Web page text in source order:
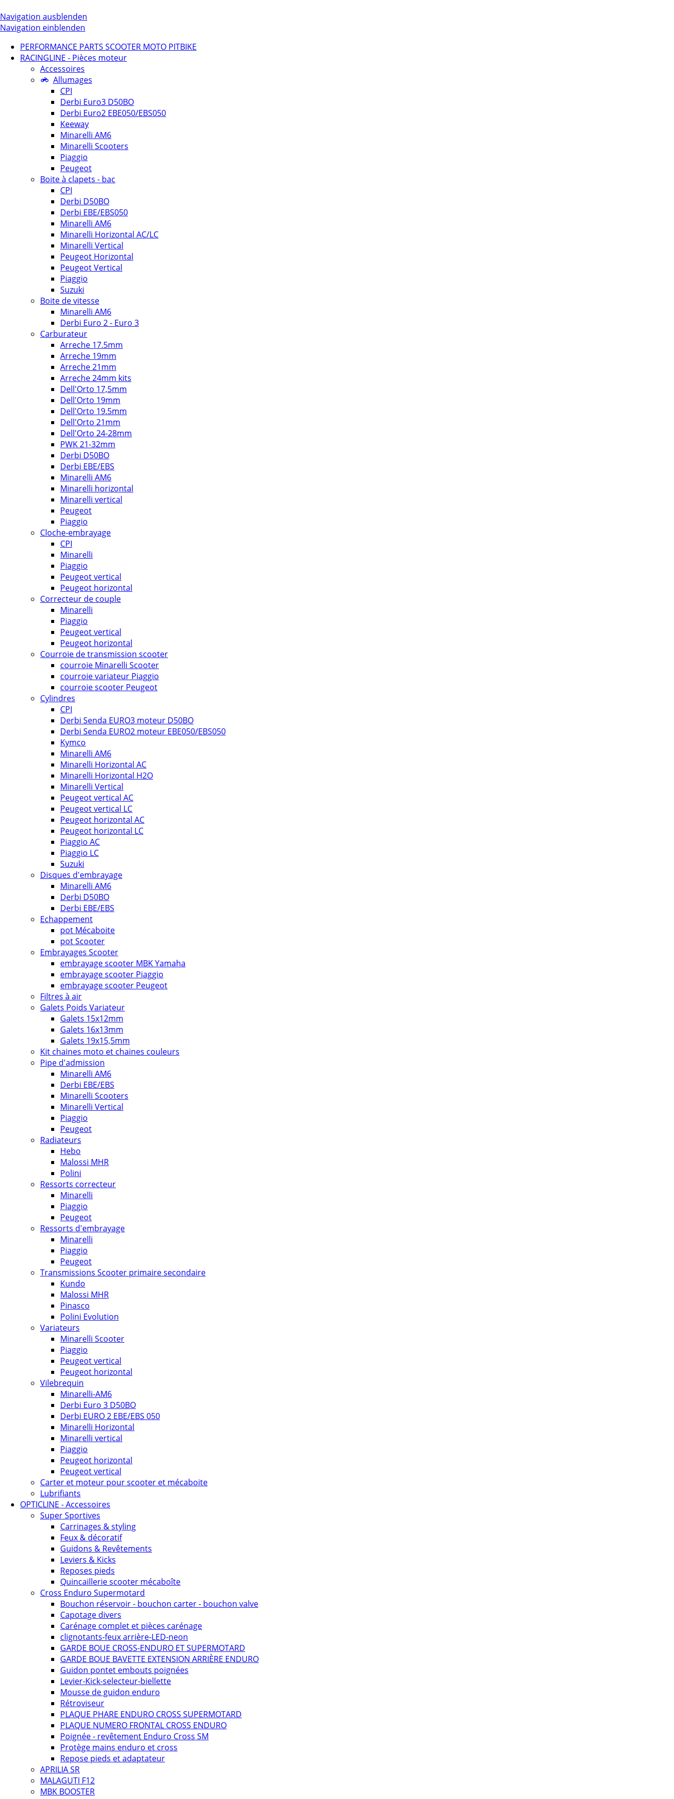
Navigation ausblenden
Navigation einblenden
PERFORMANCE PARTS SCOOTER MOTO PITBIKE
RACINGLINE - Pièces moteur
Accessoires
Allumages
CPI
Derbi Euro3 D50BO
Derbi Euro2 EBE050/EBS050
Keeway
Minarelli AM6
Minarelli Scooters
Piaggio
Peugeot
Boite à clapets - bac
CPI
Derbi D50BO
Derbi EBE/EBS050
Minarelli AM6
Minarelli Horizontal AC/LC
Minarelli Vertical
Peugeot Horizontal
Peugeot Vertical
Piaggio
Suzuki
Boite de vitesse
Minarelli AM6
Derbi Euro 2 - Euro 3
Carburateur
Arreche 17.5mm
Arreche 19mm
Arreche 21mm
Arreche 24mm kits
Dell'Orto 17,5mm
Dell'Orto 19mm
Dell'Orto 19.5mm
Dell'Orto 21mm
Dell'Orto 24-28mm
PWK 21-32mm
Derbi D50BO
Derbi EBE/EBS
Minarelli AM6
Minarelli horizontal
Minarelli vertical
Peugeot
Piaggio
Cloche-embrayage
CPI
Minarelli
Piaggio
Peugeot vertical
Peugeot horizontal
Correcteur de couple
Minarelli
Piaggio
Peugeot vertical
Peugeot horizontal
Courroie de transmission scooter
courroie Minarelli Scooter
courroie variateur Piaggio
courroie scooter Peugeot
Cylindres
CPI
Derbi Senda EURO3 moteur D50BO
Derbi Senda EURO2 moteur EBE050/EBS050
Kymco
Minarelli AM6
Minarelli Horizontal AC
Minarelli Horizontal H2O
Minarelli Vertical
Peugeot vertical AC
Peugeot vertical LC
Peugeot horizontal AC
Peugeot horizontal LC
Piaggio AC
Piaggio LC
Suzuki
Disques d'embrayage
Minarelli AM6
Derbi D50BO
Derbi EBE/EBS
Echappement
pot Mécaboite
pot Scooter
Embrayages Scooter
embrayage scooter MBK Yamaha
embrayage scooter Piaggio
embrayage scooter Peugeot
Filtres à air
Galets Poids Variateur
Galets 15x12mm
Galets 16x13mm
Galets 19x15,5mm
Kit chaines moto et chaines couleurs
Pipe d'admission
Minarelli AM6
Derbi EBE/EBS
Minarelli Scooters
Minarelli Vertical
Piaggio
Peugeot
Radiateurs
Hebo
Malossi MHR
Polini
Ressorts correcteur
Minarelli
Piaggio
Peugeot
Ressorts d'embrayage
Minarelli
Piaggio
Peugeot
Transmissions Scooter primaire secondaire
Kundo
Malossi MHR
Pinasco
Polini Evolution
Variateurs
Minarelli Scooter
Piaggio
Peugeot vertical
Peugeot horizontal
Vilebrequin
Minarelli-AM6
Derbi Euro 3 D50BO
Derbi EURO 2 EBE/EBS 050
Minarelli Horizontal
Minarelli vertical
Piaggio
Peugeot horizontal
Peugeot vertical
Carter et moteur pour scooter et mécaboite
Lubrifiants
OPTICLINE - Accessoires
Super Sportives
Carrinages & styling
Feux & décoratif
Guidons & Revêtements
Leviers & Kicks
Reposes pieds
Quincaillerie scooter mécaboîte
Cross Enduro Supermotard
Bouchon réservoir - bouchon carter - bouchon valve
Capotage divers
Carénage complet et pièces carénage
clignotants-feux arrière-LED-neon
GARDE BOUE CROSS-ENDURO ET SUPERMOTARD
GARDE BOUE BAVETTE EXTENSION ARRIÈRE ENDURO
Guidon pontet embouts poignées
Levier-Kick-selecteur-biellette
Mousse de guidon enduro
Rétroviseur
PLAQUE PHARE ENDURO CROSS SUPERMOTARD
PLAQUE NUMERO FRONTAL CROSS ENDURO
Poignée - revêtement Enduro Cross SM
Protège mains enduro et cross
Repose pieds et adaptateur
APRILIA SR
MALAGUTI F12
MBK BOOSTER